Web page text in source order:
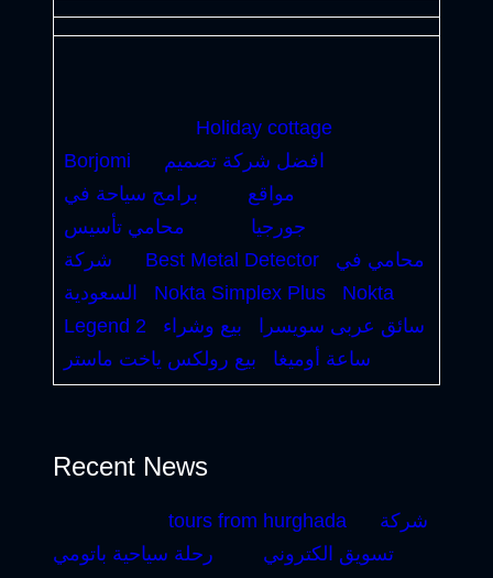
Holiday cottage
Borjomi
افضل شركة تصميم
مواقع
برامج سياحة في
جورجيا
محامي تأسيس
شركة
Best Metal Detector
محامي في
السعودية
Nokta Simplex Plus
Nokta
Legend 2
سائق عربى سويسرا
بيع وشراء
ساعة أوميغا
بيع رولكس ياخت ماستر
Recent News
tours from hurghada
شركة
تسويق الكتروني
رحلة سياحية باتومي